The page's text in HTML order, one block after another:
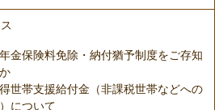
金保険料免除・納付猶予制度をご存知
世帯支援給付金（非課税世帯などへの
について